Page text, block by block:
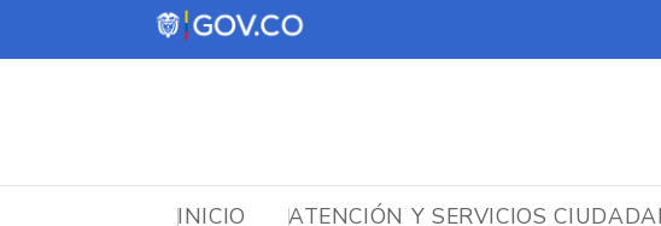
INICIO ATENCIÓN Y SERVICIOS